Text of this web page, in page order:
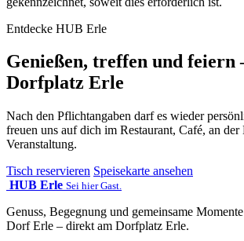
Entdecke HUB Erle
Genießen, treffen und feiern
Dorfplatz Erle
Nach den Pflichtangaben darf es wieder
freuen uns auf dich im Restaurant, Café, an
Veranstaltung.
Tisch reservieren Speisekarte ansehen
HUB Erle Sei hier Gast.
Genuss, Begegnung und gemeinsame
Dorf Erle – direkt am Dorfplatz Erle.